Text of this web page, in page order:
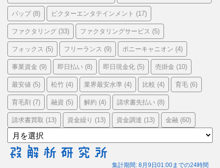
バップ(8) ビクターエンタテインメント (17)
ファクタリング (33) ファクタリングサービス (5)
フォックス (5) フリーランス (9) ポニーキャニオン (4)
事業資金 (9) 即日払い (8) 即日現金化 (5) 売掛金 (10)
最安値 (5) 松竹 (4) 業界最安水準 (4) 比較 (4) 育毛 (6)
育毛剤 (7) 融資 (5) 解約 (4) 請求書先払い (8)
請求書買取 (13) 資金繰り (13) 資金調達 (13) 金融 (60)
ア
ー
カ